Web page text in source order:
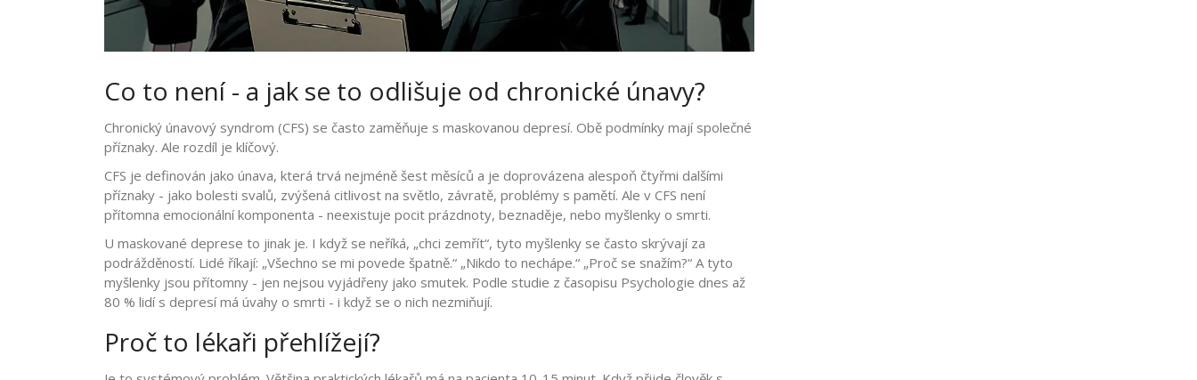
Co to není - a jak se to odlišuje od chronické únavy?
Chronický únavový syndrom (CFS) se často zaměňuje s maskovanou depresí. Obě podmínky mají společné
příznaky. Ale rozdíl je klíčový.
CFS je definován jako únava, která trvá nejméně šest měsíců a je doprovázena alespoň čtyřmi dalšími
příznaky - jako bolesti svalů, zvýšená citlivost na světlo, závratě, problémy s pamětí. Ale v CFS není
přítomna emocionální komponenta - neexistuje pocit prázdnoty, beznaděje, nebo myšlenky o smrti.
U maskované deprese to jinak je. I když se neříká, „chci zemřít“, tyto myšlenky se často skrývají za
podrážděností. Lidé říkají: „Všechno se mi povede špatně.“ „Nikdo to nechápe.“ „Proč se snažím?“ A tyto
myšlenky jsou přítomny - jen nejsou vyjádřeny jako smutek. Podle studie z časopisu Psychologie dnes až
80 % lidí s depresí má úvahy o smrti - i když se o nich nezmiňují.
Proč to lékaři přehlížejí?